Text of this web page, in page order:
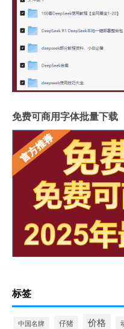
免费可商用字体批量下载
标签
中国名牌 仔猪 价格